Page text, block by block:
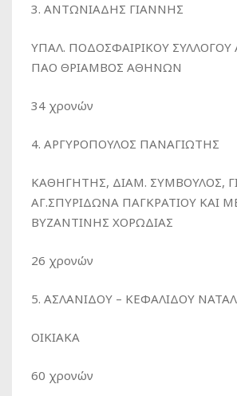
3. ΑΝΤΩΝΙΑΔΗΣ ΓΙΑΝΝΗΣ
ΥΠΑΛ. ΠΟΔΟΣΦΑΙΡΙΚΟΥ
ΠΑΟ ΘΡΙΑΜΒΟΣ ΑΘΗΝΩΝ
34 χρονών
4. ΑΡΓΥΡΟΠΟΥΛΟΣ ΠΑΝΑΓΙΩΤΗΣ
ΚΑΘΗΓΗΤΗΣ, ΔΙΑΜ. ΣΥΜΒΟΥΛΟΣ,
ΑΓ.ΣΠΥΡΙΔΩΝΑ ΠΑΓΚΡΑΤΙΟΥ ΚΑΙ
ΒΥΖΑΝΤΙΝΗΣ ΧΟΡΩΔΙΑΣ
26 χρονών
5. ΑΣΛΑΝΙΔΟΥ – ΚΕΦΑΛΙΔΟΥ
ΟΙΚΙΑΚΑ
60 χρονών